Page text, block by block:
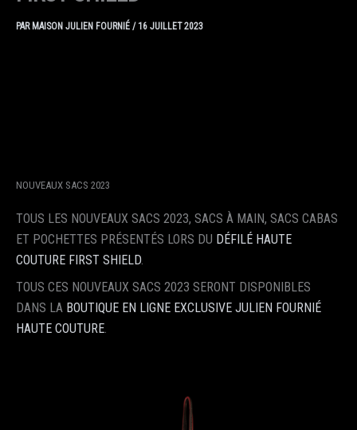
PAR MAISON JULIEN FOURNIÉ /16 JUILLET 2023
NOUVEAUX SACS 2023
TOUS LES NOUVEAUX SACS 2023, SACS À MAIN, SACS CABAS
ET POCHETTES PRÉSENTÉS LORS DU DÉFILÉ HAUTE
COUTURE FIRST SHIELD.
TOUS CES NOUVEAUX SACS 2023 SERONT DISPONIBLES
DANS LA BOUTIQUE EN LIGNE EXCLUSIVE JULIEN FOURNIÉ
HAUTE COUTURE.